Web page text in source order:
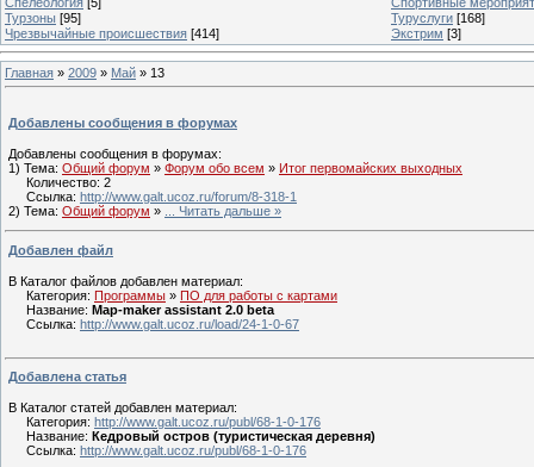
Турзоны [95] Туруслуги [168]
Чрезвычайные происшествия [414] Экстрим [3]
Главная » 2009 » Май » 13
Добавлены сообщения в форумах
Добавлены сообщения в форумах:
1) Тема: Общий форум » Форум обо всем » Итог первомайских выходных
Количество: 2
Ссылка: http://www.galt.ucoz.ru/forum/8-318-1
2) Тема: Общий форум » Читать дальше »
Добавлен файл
В Каталог файлов добавлен материал:
Категория: Программы » ПО для работы с картами
Название: Map-maker assistant 2.0 beta
Ссылка: http://www.galt.ucoz.ru/load/24-1-0-67
Добавлена статья
В Каталог статей добавлен материал:
Категория: http://www.galt.ucoz.ru/publ/68-1-0-176
Название: Кедровый остров (туристическая деревня)
Ссылка: http://www.galt.ucoz.ru/publ/68-1-0-176